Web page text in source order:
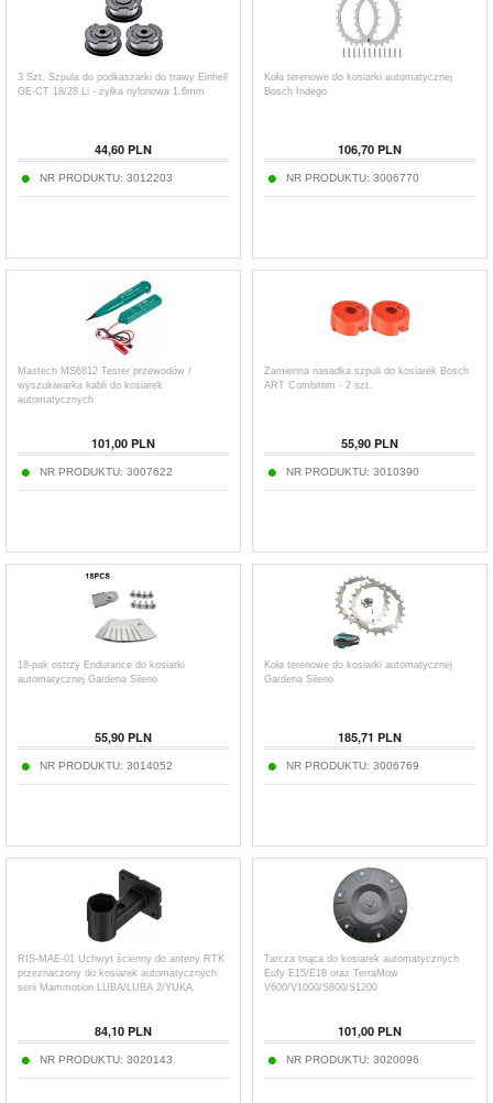
3 Szt. Szpula do podkaszarki do trawy Einhell
GE-CT 18/28 Li - żyłka nylonowa 1.6mm
44,60 PLN
NR PRODUKTU: 3012203
Koła terenowe do kosiarki automatycznej
Bosch Indego
106,70 PLN
NR PRODUKTU: 3006770
Mastech MS6812 Tester przewodów /
wyszukiwarka kabli do kosiarek
automatycznych
101,00 PLN
NR PRODUKTU: 3007622
Zamienna nasadka szpuli do kosiarek Bosch
ART Combitrim - 2 szt.
55,90 PLN
NR PRODUKTU: 3010390
18-pak ostrzy Endurance do kosiarki
automatycznej Gardena Sileno
55,90 PLN
NR PRODUKTU: 3014052
Koła terenowe do kosiarki automatycznej
Gardena Sileno
185,71 PLN
NR PRODUKTU: 3006769
RIS-MAE-01 Uchwyt ścienny do anteny RTK
przeznaczony do kosiarek automatycznych
serii Mammotion LUBA/LUBA 2/YUKA
84,10 PLN
NR PRODUKTU: 3020143
Tarcza tnąca do kosiarek automatycznych
Eufy E15/E18 oraz TerraMow
V600/V1000/S800/S1200
101,00 PLN
NR PRODUKTU: 3020096